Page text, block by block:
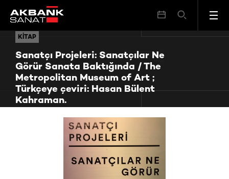
KITAP
Sanatçı Projeleri: Sanatçılar Ne
Görür Sanata Baktığında / The
Metropolitan Museum of Art ;
Türkçeye çeviri: Hasan Bülent
Kahraman.
KITAP Sanatçı Projeleri: Sanatçılar Ne Görür Sanata Baktığında / The Metropolitan Museum of Art ; Türkçeye çeviri: Hasan Bülent Kahraman.